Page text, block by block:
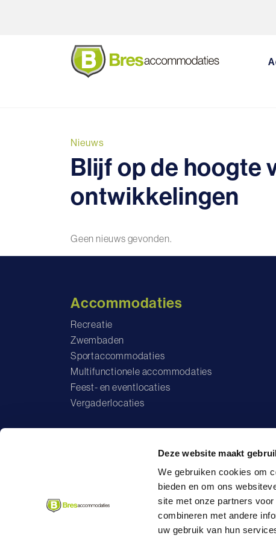
Deze website maakt
We gebruiken cookies om
bieden en om ons
site met onze partners
combineren met andere
uw gebruik van hun
Nieuws
Blijf op de hoogte
ontwikkelingen
Geen nieuws gevonden.
Accommodaties
Recreatie
Zwembaden
Sportaccommodaties
Multifunctionele accommodaties
Feest- en eventlocaties
Vergaderlocaties
Algemene voorwaarden